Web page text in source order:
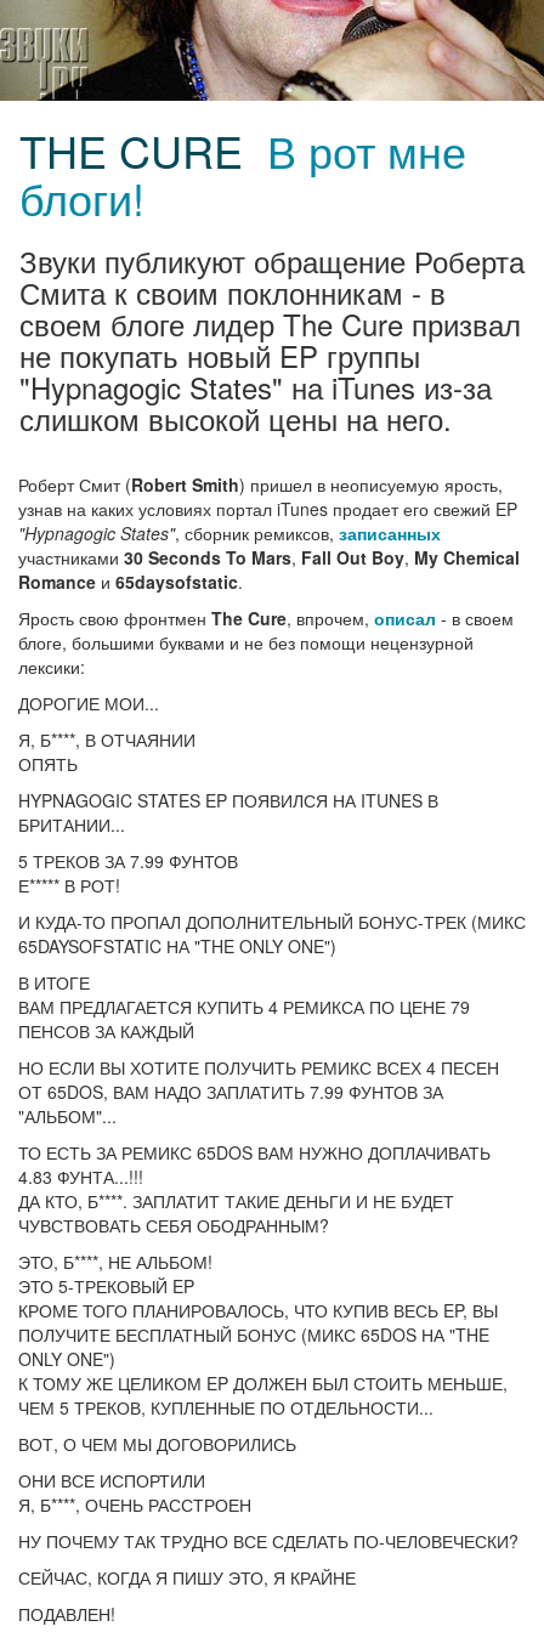
THE CURE В рот мне
блоги!
Звуки публикуют обращение Роберта
Смита к своим поклонникам - в
своем блоге лидер The Cure призвал
не покупать новый EP группы
"Hypnagogic States" на iTunes из-за
слишком высокой цены на него.
Роберт Смит (Robert Smith) пришел в неописуемую ярость,
узнав на каких условиях портал iTunes продает его свежий EP
"Hypnagogic States", сборник ремиксов, записанных
участниками 30 Seconds To Mars, Fall Out Boy, My Chemical
Romance и 65daysofstatic.
Ярость свою фронтмен The Cure, впрочем, описал - в своем
блоге, большими буквами и не без помощи нецензурной
лексики:
ДОРОГИЕ МОИ...
Я, Б****, В ОТЧАЯНИИ
ОПЯТЬ
HYPNAGOGIC STATES EP ПОЯВИЛСЯ НА ITUNES В
БРИТАНИИ...
5 ТРЕКОВ ЗА 7.99 ФУНТОВ
Е***** В РОТ!
И КУДА-ТО ПРОПАЛ ДОПОЛНИТЕЛЬНЫЙ БОНУС-ТРЕК (МИКС
65DAYSOFSTATIC НА "THE ONLY ONE")
В ИТОГЕ
ВАМ ПРЕДЛАГАЕТСЯ КУПИТЬ 4 РЕМИКСА ПО ЦЕНЕ 79
ПЕНСОВ ЗА КАЖДЫЙ
НО ЕСЛИ ВЫ ХОТИТЕ ПОЛУЧИТЬ РЕМИКС ВСЕХ 4 ПЕСЕН
ОТ 65DOS, ВАМ НАДО ЗАПЛАТИТЬ 7.99 ФУНТОВ ЗА
"АЛЬБОМ"...
ТО ЕСТЬ ЗА РЕМИКС 65DOS ВАМ НУЖНО ДОПЛАЧИВАТЬ
4.83 ФУНТА...!!!
ДА КТО, Б****. ЗАПЛАТИТ ТАКИЕ ДЕНЬГИ И НЕ БУДЕТ
ЧУВСТВОВАТЬ СЕБЯ ОБОДРАННЫМ?
ЭТО, Б****, НЕ АЛЬБОМ!
ЭТО 5-ТРЕКОВЫЙ EP
КРОМЕ ТОГО ПЛАНИРОВАЛОСЬ, ЧТО КУПИВ ВЕСЬ EP, ВЫ
ПОЛУЧИТЕ БЕСПЛАТНЫЙ БОНУС (МИКС 65DOS НА "THE
ONLY ONE")
К ТОМУ ЖЕ ЦЕЛИКОМ EP ДОЛЖЕН БЫЛ СТОИТЬ МЕНЬШЕ,
ЧЕМ 5 ТРЕКОВ, КУПЛЕННЫЕ ПО ОТДЕЛЬНОСТИ...
ВОТ, О ЧЕМ МЫ ДОГОВОРИЛИСЬ
ОНИ ВСЕ ИСПОРТИЛИ
Я, Б****, ОЧЕНЬ РАССТРОЕН
НУ ПОЧЕМУ ТАК ТРУДНО ВСЕ СДЕЛАТЬ ПО-ЧЕЛОВЕЧЕСКИ?
СЕЙЧАС, КОГДА Я ПИШУ ЭТО, Я КРАЙНЕ
ПОДАВЛЕН!